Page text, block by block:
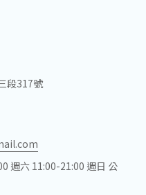
段317號
週六 11:00-21:00 週日 公